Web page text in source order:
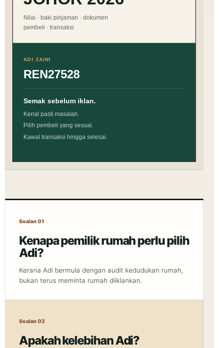
Soalan 01
Kenapa pemilik rumah perlu pilih
Adi?
Kerana Adi bermula dengan audit kedudukan rumah,
bukan terus meminta rumah diiklankan.
Soalan 02
Apakah kelebihan Adi?